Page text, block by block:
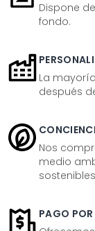
Dispone
fondo.
La
después
Nos
medio
PAGO